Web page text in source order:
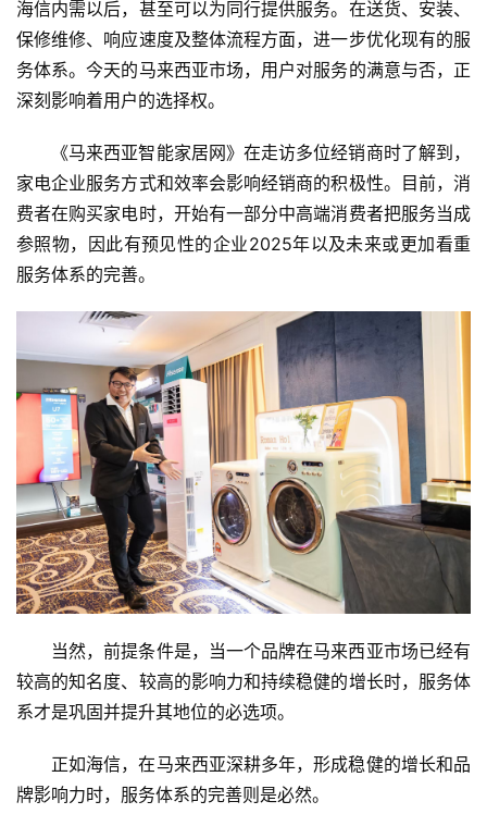
5
G
人
能
A
I
快
投
纪
数
说
新
新
商
海信内需以后，甚至可以为同行提供服务。在送货、安装、
保修维修、响应速度及整体流程方面，进一步优化现有的服
务体系。今天的马来西亚市场，用户对服务的满意与否，正
深刻影响着用户的选择权。
《马来西亚智能家居网》在走访多位经销商时了解到，
家电企业服务方式和效率会影响经销商的积极性。目前，消
费者在购买家电时，开始有一部分中高端消费者把服务当成
参照物，因此有预见性的企业2025年以及未来或更加看重
服务体系的完善。
当然，前提条件是，当一个品牌在马来西亚市场已经有
较高的知名度、较高的影响力和持续稳健的增长时，服务体
系才是巩固并提升其地位的必选项。
正如海信，在马来西亚深耕多年，形成稳健的增长和品
牌影响力时，服务体系的完善则是必然。